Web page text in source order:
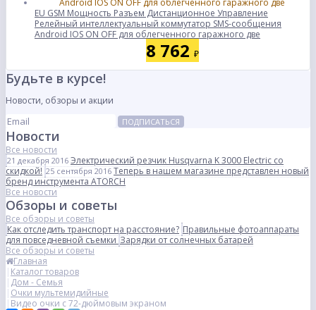
EU GSM Мощность Разъем Дистанционное Управление
Релейный интеллектуальный коммутатор SMS-сообщения
Android IOS ON OFF для облегченного гаражного две
8 762 ₽
Будьте в курсе!
Новости, обзоры и акции
ПОДПИСАТЬСЯ
Новости
Все новости
21 декабря 2016 Электрический резчик Husqvarna K 3000 Electric со
скидкой! 25 сентября 2016 Теперь в нашем магазине представлен новый
бренд инструмента ATORCH
Все новости
Обзоры и советы
Все обзоры и советы
Как отследить транспорт на расстояние? Правильные фотоаппараты
для повседневной съемкиЗарядки от солнечных батарей
Все обзоры и советы
Главная
Каталог товаров
Дом - Семья
Очки мультемидийные
Видео очки с 72-дюймовым экраном